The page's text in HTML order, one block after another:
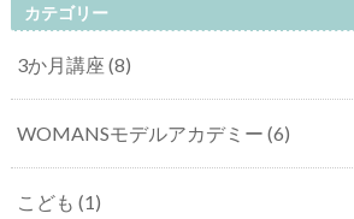
カテゴリー
3か月講座 (8)
WOMANSモデルアカデミー (6)
こども (1)